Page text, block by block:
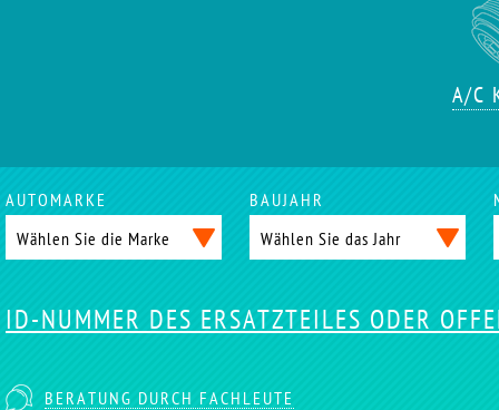
A/C
AUTOMARKE BAUJAHR
ID-NUMMER DES ERSATZTEILES ODER
BERATUNG DURCH FACHLEUTE